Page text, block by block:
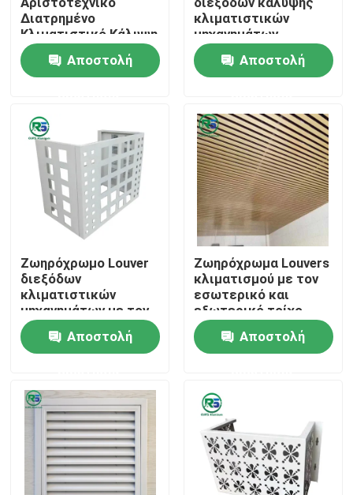
Σπίτι
Εμφάνιση VR
Περίπου εμείς
Γύρος εργοστασίων
Ποιοτικός έλεγχος
Μας ελάτε σε επαφή με
Ζητήστε ένα απόσπασμα
Επιτροπές τοίχων αργιλίου
Κυψελωτή επιτροπή αργιλίου
Διατρημένο
Κλιματιστικό Κάλυψη
Vent Louver Μοναδικό
Αποστολή
κλιματιστικών
μηχανημάτων
απόδειξης
καλλιτεχνικό
διατρυπημένο
Αποστολή
Ζωηρόχρωμο Louver
διεξόδων
κλιματιστικών
μηχανημάτων με τον
εσωτερικό και
εξωτερικό τοίχο
Αποστολή
Ζωηρόχρωμα Louvers
κλιματισμού με τον
εσωτερικό και
εξωτερικό τοίχο
2MM πάχος
Αποστολή